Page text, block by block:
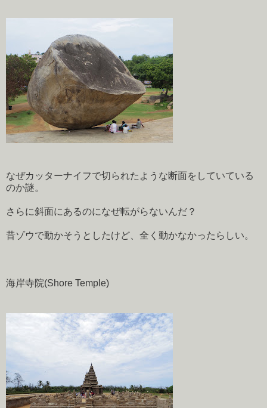
なぜカッターナイフで切られたような断面をしていている
のか謎。
さらに斜面にあるのになぜ転がらないんだ？
昔ゾウで動かそうとしたけど、全く動かなかったらしい。
海岸寺院(Shore Temple)